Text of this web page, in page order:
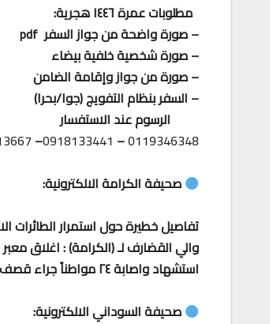
مطلوبات عمرة ١٤٤٦ هجرية:
– صورة واضحة من جواز السفر pdf
– صورة شخصية خلفية بيضاء
– صورة من جواز وإقامة الضامن
– السفر بنظام التفويج (جوا/بحرا)
الرسوم عند الاستفسار
0119346348
–
0918133441
–
صحيفة الكرامة الالكترونية:
تفاصيل خطيرة حول استمرار الطائرات
والي القضارف لـ (الكرامة) : اغلاق معبر
استشهاد واصابة ٢٤ مواطناً جراء قصف الدعم السريع لام درمان
صحيفة السوداني الالكترونية: